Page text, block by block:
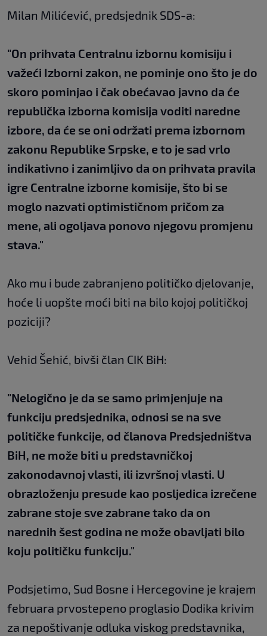
Milan Milićević, predsjednik SDS-a:
"On prihvata Centralnu izbornu komisiju i
važeći Izborni zakon, ne pominje ono što je do
skoro pominjao i čak obećavao javno da će
republička izborna komisija voditi naredne
izbore, da će se oni održati prema izbornom
zakonu Republike Srpske, e to je sad vrlo
indikativno i zanimljivo da on prihvata pravila
igre Centralne izborne komisije, što bi se
moglo nazvati optimističnom pričom za
mene, ali ogoljava ponovo njegovu promjenu
stava."
Ako mu i bude zabranjeno političko djelovanje,
hoće li uopšte moći biti na bilo kojoj političkoj
poziciji?
Vehid Šehić, bivši član CIK BiH:
"Nelogično je da se samo primjenjuje na
funkciju predsjednika, odnosi se na sve
političke funkcije, od članova Predsjedništva
BiH, ne može biti u predstavničkoj
zakonodavnoj vlasti, ili izvršnoj vlasti. U
obrazloženju presude kao posljedica izrečene
zabrane stoje sve zabrane tako da on
narednih šest godina ne može obavljati bilo
koju političku funkciju."
Podsjetimo, Sud Bosne i Hercegovine je krajem
februara prvostepeno proglasio Dodika krivim
za nepoštivanje odluka viskog predstavnika,